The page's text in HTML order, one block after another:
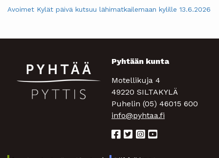
Avoimet Kylät päivä kutsuu lähimatkailemaan kylille 13.6.2026
Pyhtään kunta
Motellikuja 4
49220 SILTAKYLÄ
Puhelin (05) 46015 600
info@pyhtaa.fi